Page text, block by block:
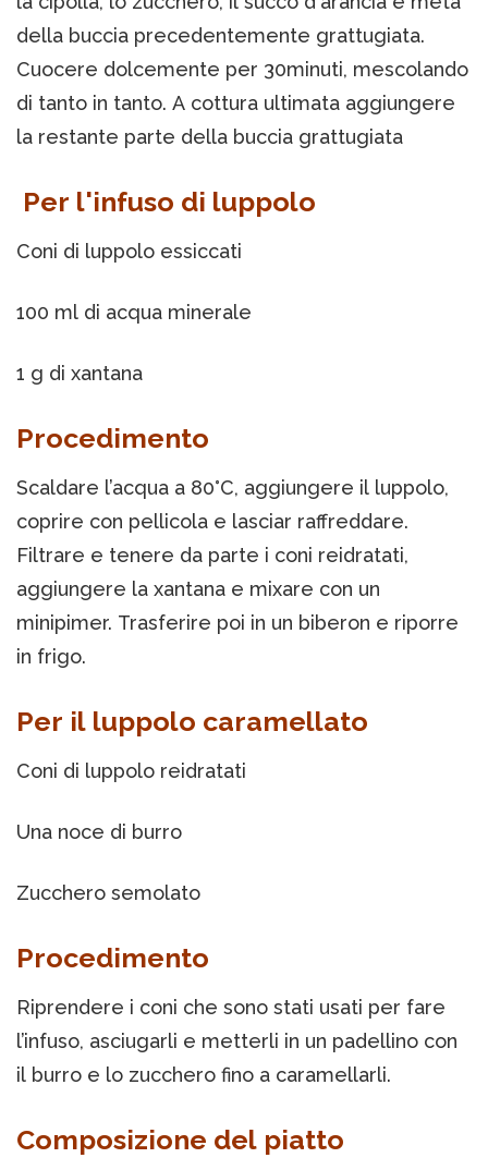
della buccia precedentemente grattugiata.
Cuocere dolcemente per 30minuti, mescolando
di tanto in tanto. A cottura ultimata aggiungere
la restante parte della buccia grattugiata
Per l'infuso di luppolo
Coni di luppolo essiccati
100 ml di acqua minerale
1 g di xantana
Procedimento
Scaldare l’acqua a 80°C, aggiungere il luppolo,
coprire con pellicola e lasciar raffreddare.
Filtrare e tenere da parte i coni reidratati,
aggiungere la xantana e mixare con un
minipimer. Trasferire poi in un biberon e riporre
in frigo.
Per il luppolo caramellato
Coni di luppolo reidratati
Una noce di burro
Zucchero semolato
Procedimento
Riprendere i coni che sono stati usati per fare
l’infuso, asciugarli e metterli in un padellino con
il burro e lo zucchero fino a caramellarli.
Composizione del piatto